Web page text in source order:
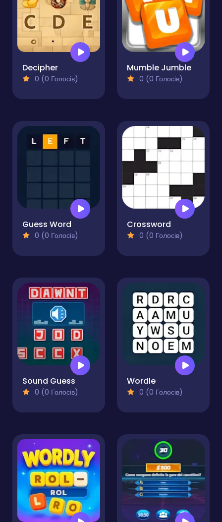
Decipher
0 (0 Голосів)
Mumble Jumble
0 (0 Голосів)
Guess Word
0 (0 Голосів)
Crossword
0 (0 Голосів)
Sound Guess
0 (0 Голосів)
Wordle
0 (0 Голосів)